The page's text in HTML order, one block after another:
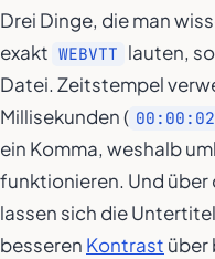
Drei Dinge, die man
exakt WEBVTT lauten,
Datei. Zeitstempel
Millisekunden (
ein Komma, weshalb
funktionieren. Und
lassen sich die
besseren Kontrast über